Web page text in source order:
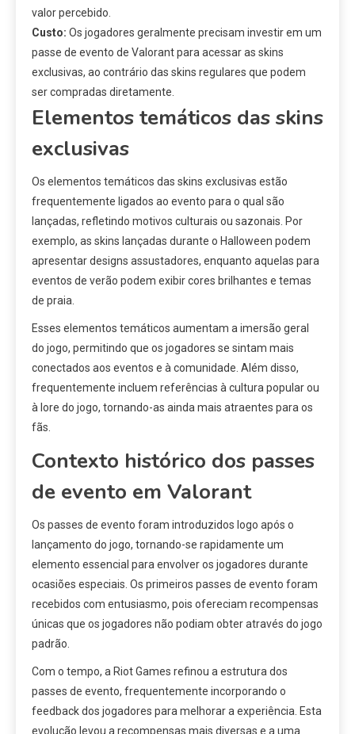
valor percebido.
Custo: Os jogadores geralmente precisam investir em um
passe de evento de Valorant para acessar as skins
exclusivas, ao contrário das skins regulares que podem
ser compradas diretamente.
Elementos temáticos das skins
exclusivas
Os elementos temáticos das skins exclusivas estão
frequentemente ligados ao evento para o qual são
lançadas, refletindo motivos culturais ou sazonais. Por
exemplo, as skins lançadas durante o Halloween podem
apresentar designs assustadores, enquanto aquelas para
eventos de verão podem exibir cores brilhantes e temas
de praia.
Esses elementos temáticos aumentam a imersão geral
do jogo, permitindo que os jogadores se sintam mais
conectados aos eventos e à comunidade. Além disso,
frequentemente incluem referências à cultura popular ou
à lore do jogo, tornando-as ainda mais atraentes para os
fãs.
Contexto histórico dos passes
de evento em Valorant
Os passes de evento foram introduzidos logo após o
lançamento do jogo, tornando-se rapidamente um
elemento essencial para envolver os jogadores durante
ocasiões especiais. Os primeiros passes de evento foram
recebidos com entusiasmo, pois ofereciam recompensas
únicas que os jogadores não podiam obter através do jogo
padrão.
Com o tempo, a Riot Games refinou a estrutura dos
passes de evento, frequentemente incorporando o
feedback dos jogadores para melhorar a experiência. Esta
evolução levou a recompensas mais diversas e a uma